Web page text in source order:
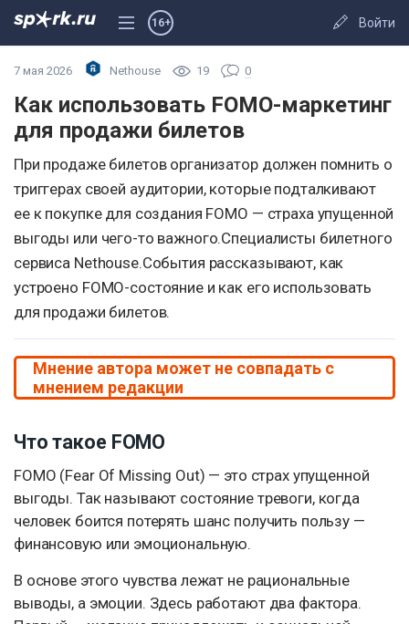
Войти
16+
7 мая 2026 Nethouse 19 0
Как использовать FOMO-маркетинг
для продажи билетов
При продаже билетов организатор должен помнить о
триггерах своей аудитории, которые подталкивают
ее к покупке для создания FOMO — страха упущенной
выгоды или чего-то важного.Специалисты билетного
сервиса Nethouse.События рассказывают, как
устроено FOMO-состояние и как его использовать
для продажи билетов.
Мнение автора может не совпадать с
мнением редакции
Что такое FOMO
FOMO (Fear Of Missing Out) — это страх упущенной
выгоды. Так называют состояние тревоги, когда
человек боится потерять шанс получить пользу —
финансовую или эмоциональную.
В основе этого чувства лежат не рациональные
выводы, а эмоции. Здесь работают два фактора.